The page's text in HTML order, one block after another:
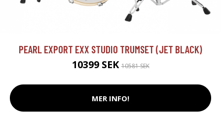
PEARL EXPORT EXX STUDIO TRUMSET (JET BLACK)
10399 SEK10581 SEK
MER INFO!